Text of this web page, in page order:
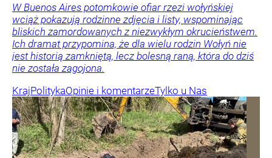
W Buenos Aires potomkowie ofiar rzezi wołyńskiej
wciąż pokazują rodzinne zdjęcia i listy, wspominając
bliskich zamordowanych z niezwykłym okrucieństwem.
Ich dramat przypomina, że dla wielu rodzin Wołyń nie
jest historią zamkniętą, lecz bolesną raną, która do dziś
nie została zagojona.
KrajPolitykaOpinie i komentarzeTylko u Nas